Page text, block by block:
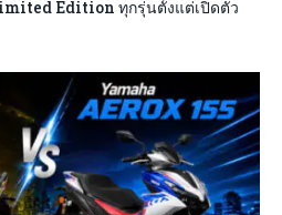
Edition ทุกรุ่นตั้งแต่เปิดตัว